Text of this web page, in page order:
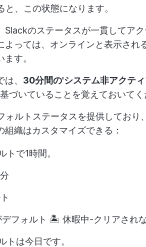
、この状態になります。
Slackのステータスが一貫してア
よっては、オンラインと表示され
す。
、 30分間の'システム非アクテ
づいていることを覚えておいてく
ォルトステータスを提供しており
織はカスタマイズできる：
トで1時間。
フォルト 🏝 休暇中-クリアされ
トは今日です。